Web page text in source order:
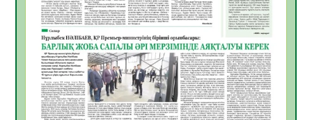
Open Air: Қызылорда облысы полиция
департаменті 20 мыңнан астам
көрерменнің қауіпсіздігін қамтамасыз етті
06.08.2026
40
ҚЫЗЫЛОРДАДА «САНАЛЫ ҰРПАҚ –
ЖАРҚЫН БОЛАШАҚ» АТТЫ КЕҢЕЙТІЛГЕН
МӘЖІЛІС ӨТТІ